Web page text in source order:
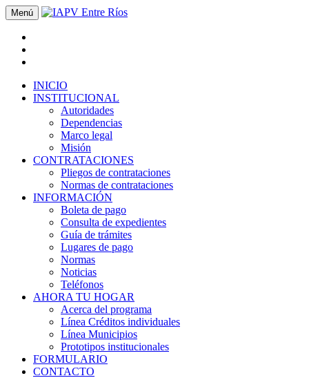
Menú
INICIO
INSTITUCIONAL
Autoridades
Dependencias
Marco legal
Misión
CONTRATACIONES
Pliegos de contrataciones
Normas de contrataciones
INFORMACIÓN
Boleta de pago
Consulta de expedientes
Guía de trámites
Lugares de pago
Normas
Noticias
Teléfonos
AHORA TU HOGAR
Acerca del programa
Línea Créditos individuales
Línea Municipios
Prototipos institucionales
FORMULARIO
CONTACTO